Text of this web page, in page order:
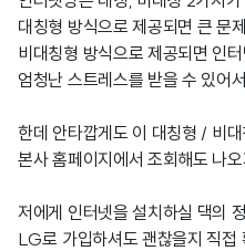
대칭형 방식으로 제공되면 큰 문
비대칭형 방식으로 제공되면 인
엄청난 스트레스를 받을 수 있어
한데 안타깝게도 이 대칭형 / 비
본사 홈페이지에서 조회해도 나
저에게 인터넷을 설치하실 댁의
LG로 가입하셔도 괜찮을지 직접